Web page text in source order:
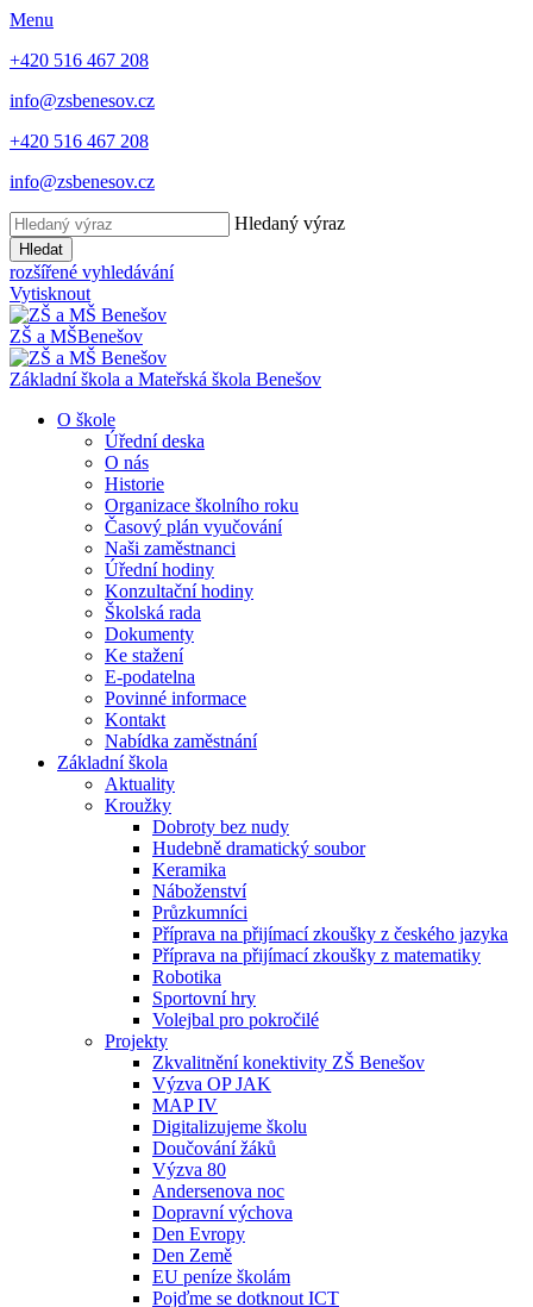
Menu
+420 516 467 208
info@zsbenesov.cz
+420 516 467 208
info@zsbenesov.cz
Hledaný výraz
Hledat
rozšířené vyhledávání
Vytisknout
ZŠ a MŠBenešov
Základní škola a Mateřská škola Benešov
O škole
Úřední deska
O nás
Historie
Organizace školního roku
Časový plán vyučování
Naši zaměstnanci
Úřední hodiny
Konzultační hodiny
Školská rada
Dokumenty
Ke stažení
E-podatelna
Povinné informace
Kontakt
Nabídka zaměstnání
Základní škola
Aktuality
Kroužky
Dobroty bez nudy
Hudebně dramatický soubor
Keramika
Náboženství
Průzkumníci
Příprava na přijímací zkoušky z českého jazyka
Příprava na přijímací zkoušky z matematiky
Robotika
Sportovní hry
Volejbal pro pokročilé
Projekty
Zkvalitnění konektivity ZŠ Benešov
Výzva OP JAK
MAP IV
Digitalizujeme školu
Doučování žáků
Výzva 80
Andersenova noc
Dopravní výchova
Den Evropy
Den Země
EU peníze školám
Pojďme se dotknout ICT